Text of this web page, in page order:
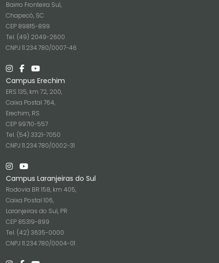
Bairro Fronteira Sul,
Chapecó, SC
CEP 89815-899
Tel. (49) 2049-2600
CNPJ 11.234.780/0007-46
Campus Erechim
ERS 135, km 72, 200,
Caixa Postal 764,
Erechim, RS
CEP 99710-557
Tel. (54) 3321-7050
CNPJ 11.234.780/0002-31
Campus Laranjeiras do Sul
Rodovia BR 158, km 405,
Caixa Postal 106,
Laranjeiras do Sul, PR
CEP 85319-899
Tel. (42) 3635-0000
CNPJ 11.234.780/0004-01